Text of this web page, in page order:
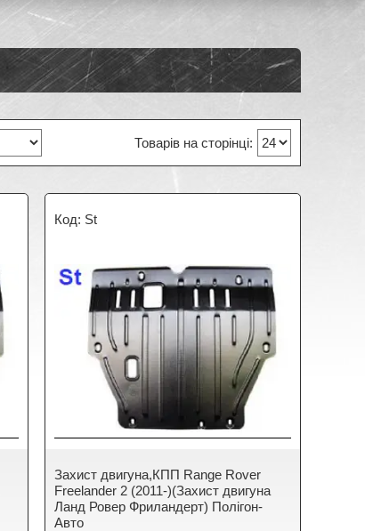
St
Захист двигуна,КПП Range Rover
Freelander 2 (2011-)(Захист двигуна
Ланд Ровер Фриландерт) Полігон-
Авто